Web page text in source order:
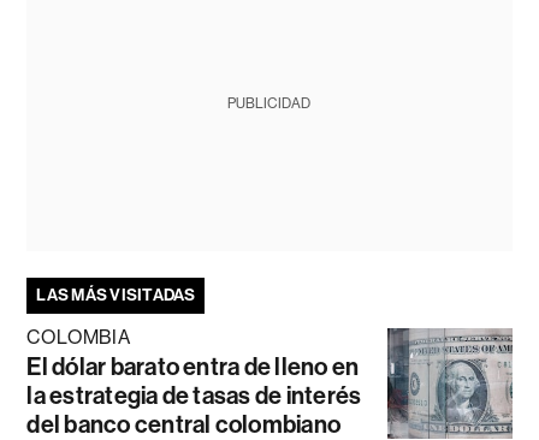
PUBLICIDAD
LAS MÁS VISITADAS
COLOMBIA
El dólar barato entra de lleno en
la estrategia de tasas de interés
del banco central colombiano